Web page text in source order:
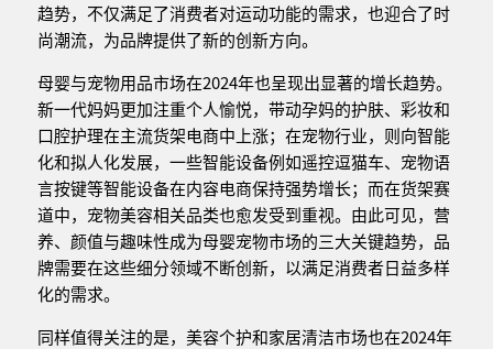
趋势，不仅满足了消费者对运动功能的需求，也迎合了时
尚潮流，为品牌提供了新的创新方向。
母婴与宠物用品市场在2024年也呈现出显著的增长趋势。
新一代妈妈更加注重个人愉悦，带动孕妈的护肤、彩妆和
口腔护理在主流货架电商中上涨；在宠物行业，则向智能
化和拟人化发展，一些智能设备例如遥控逗猫车、宠物语
言按键等智能设备在内容电商保持强势增长；而在货架赛
道中，宠物美容相关品类也愈发受到重视。由此可见，营
养、颜值与趣味性成为母婴宠物市场的三大关键趋势，品
牌需要在这些细分领域不断创新，以满足消费者日益多样
化的需求。
同样值得关注的是，美容个护和家居清洁市场也在2024年